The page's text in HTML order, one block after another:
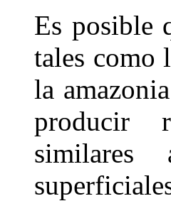
Es posible
tales como
la
producir
similares